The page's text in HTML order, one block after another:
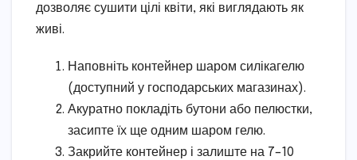
дозволяє сушити цілі квіти, які виглядають як
живі.
Наповніть контейнер шаром силікагелю
(доступний у господарських магазинах).
Акуратно покладіть бутони або пелюстки,
засипте їх ще одним шаром гелю.
Закрийте контейнер і залиште на 7–10